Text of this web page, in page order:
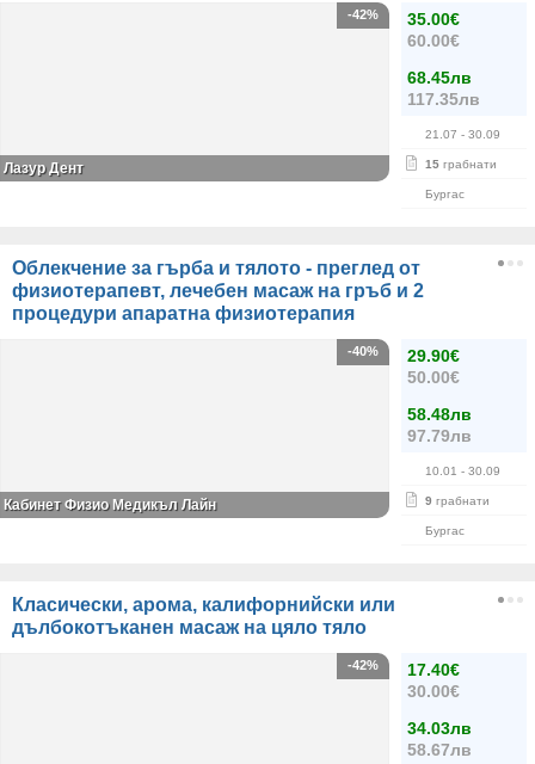
35.00€
60.00€
68.45лв
117.35лв
21.07 - 30.09
15 грабнати
Бургас
-42%
Лазур Дент
Облекчение за гърба и тялото - преглед от
физиотерапевт, лечебен масаж на гръб и 2
процедури апаратна физиотерапия
29.90€
50.00€
58.48лв
97.79лв
10.01 - 30.09
9 грабнати
Бургас
-40%
Кабинет Физио Медикъл Лайн
Класически, арома, калифорнийски или
дълбокотъканен масаж на цяло тяло
17.40€
30.00€
34.03лв
58.67лв
-42%